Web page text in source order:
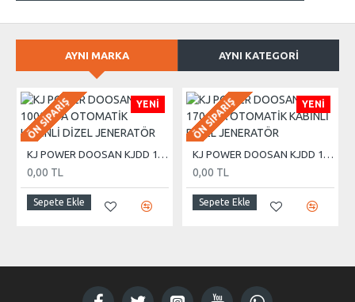
AYNI MARKA AYNI KATEGORI
YENI
ÖN SIPARIŞ
KJ POWER DOOSAN KJDD 1000 KVA OTOMATİK KABİNLİ DİZEL JENERATÖR
0,00 TL
Sepete Ekle
YENI
ÖN SIPARIŞ
KJ POWER DOOSAN KJDD 170 KVA OTOMATİK KABİNLİ DİZEL JENERATÖR
0,00 TL
Sepete Ekle